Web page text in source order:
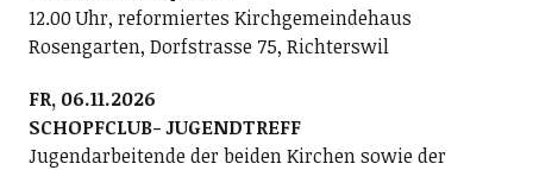
12.00 Uhr, reformiertes Kirchgemeindehaus
Rosengarten, Dorfstrasse 75, Richterswil
FR, 06.11.2026
SCHOPFCLUB- JUGENDTREFF
Jugendarbeitende der beiden Kirchen sowie der